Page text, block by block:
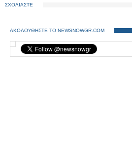
ΣΧΟΛΙΑΣΤΕ
ΑΚΟΛΟΥΘΗΣΤΕ ΤΟ NEWSNOWGR.COM